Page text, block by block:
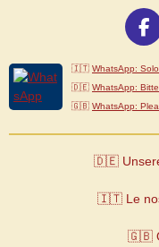
F
c
e
b
o
🇮🇹 WhatsApp:
🇩🇪 WhatsApp:
🇬🇧 WhatsApp:
🇩🇪
🇮🇹 Le
🇬🇧